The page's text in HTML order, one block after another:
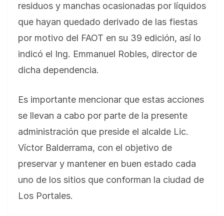
residuos y manchas ocasionadas por líquidos
que hayan quedado derivado de las fiestas
por motivo del FAOT en su 39 edición, así lo
indicó el Ing. Emmanuel Robles, director de
dicha dependencia.
Es importante mencionar que estas acciones
se llevan a cabo por parte de la presente
administración que preside el alcalde Lic.
Víctor Balderrama, con el objetivo de
preservar y mantener en buen estado cada
uno de los sitios que conforman la ciudad de
Los Portales.